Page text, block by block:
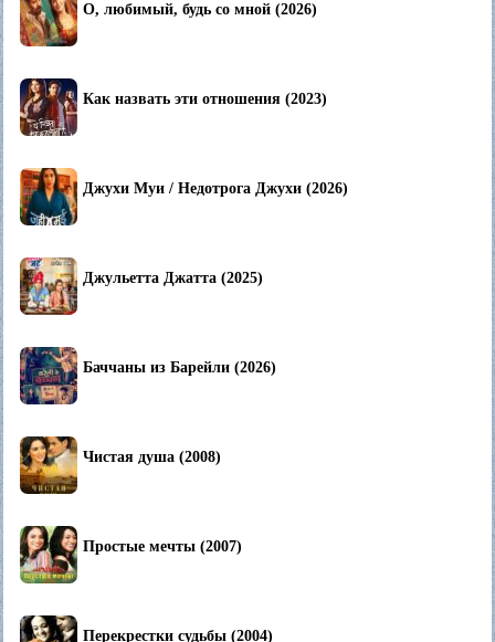
О, любимый, будь со мной (2026)
Как назвать эти отношения (2023)
Джухи Муи / Недотрога Джухи (2026)
Джульетта Джатта (2025)
Баччаны из Барейли (2026)
Чистая душа (2008)
Простые мечты (2007)
Перекрестки судьбы (2004)